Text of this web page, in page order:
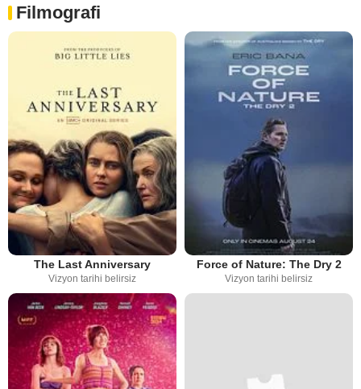
Filmografi
The Last Anniversary
Vizyon tarihi belirsiz
Force of Nature: The Dry 2
Vizyon tarihi belirsiz